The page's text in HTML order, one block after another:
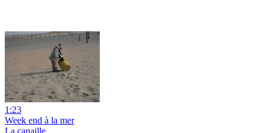
1:23
Week end à la mer